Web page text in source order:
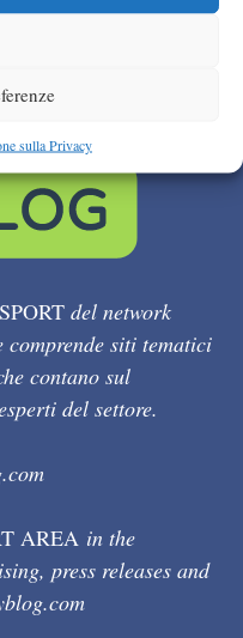
sulla Privacy
SPORT del network
siti tematici
contano sul
del settore.
AREA in the
press releases and